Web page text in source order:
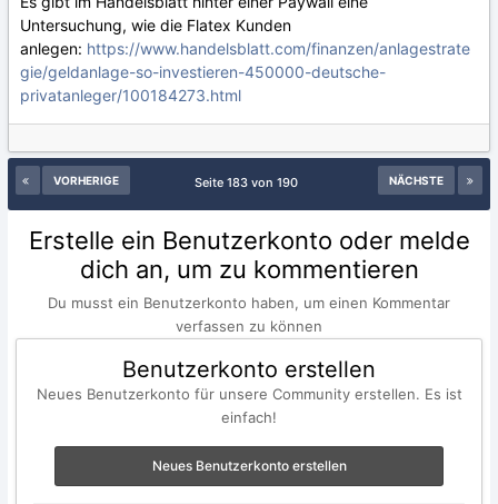
Untersuchung, wie die Flatex Kunden
anlegen: https://www.handelsblatt.com/finanzen/anlagestrate
gie/geldanlage-so-investieren-450000-deutsche-
privatanleger/100184273.html
VORHERIGE NÄCHSTE
Seite 183 von 190
Erstelle ein Benutzerkonto oder melde
dich an, um zu kommentieren
Du musst ein Benutzerkonto haben, um einen Kommentar
verfassen zu können
Benutzerkonto erstellen
Neues Benutzerkonto für unsere Community erstellen. Es ist
einfach!
Neues Benutzerkonto erstellen